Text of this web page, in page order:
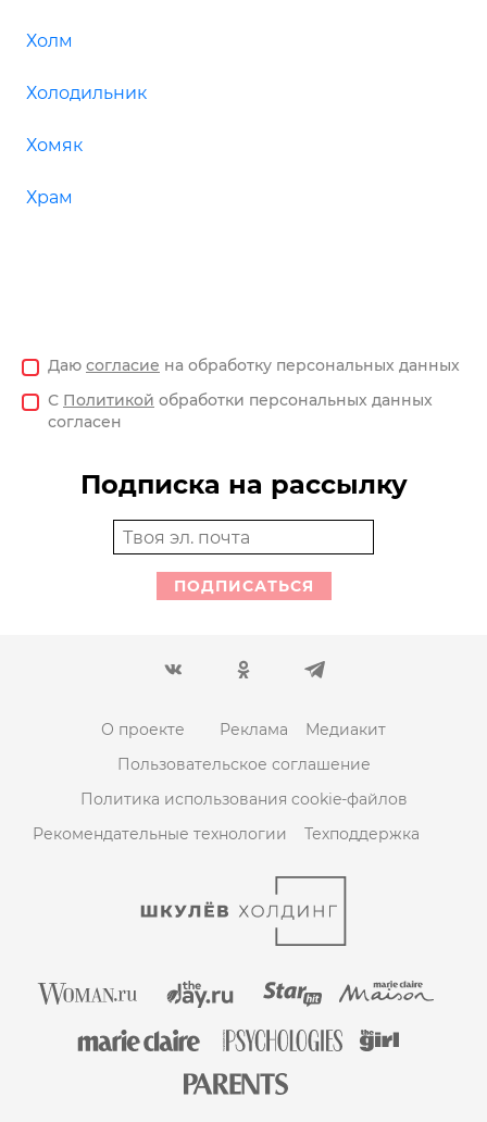
Холм
Холодильник
Хомяк
Храм
Даю согласие на обработку персональных данных
С Политикой обработки персональных данных
согласен
Подписка на рассылку
ПОДПИСАТЬСЯ
О проекте Реклама
Медиакит
Пользовательское соглашение
Политика использования cookie-файлов
Рекомендательные технологии
Техподдержка